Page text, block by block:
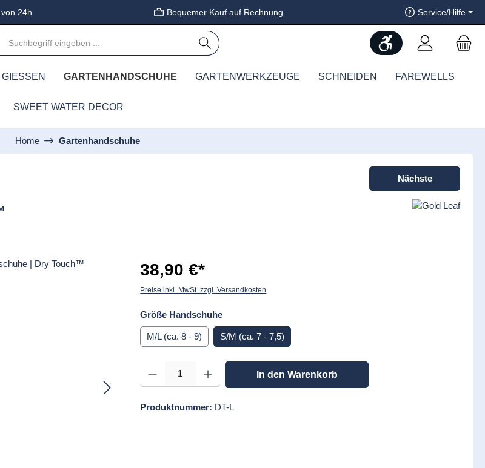
24h Bequemer Kauf auf Rechnung Service/Hilfe
Werkzeugleiste
GARTENHANDSCHUHE GARTENWERKZEUGE SCHNEIDEN FAREWELLS
SWEET WATER DECOR
Home Gartenhandschuhe
Nächste
38,90 €*
Preise inkl. MwSt. zzgl. Versandkosten
Größe Handschuheauswählen
M/L (ca. 8 - 9) S/M (ca. 7 - 7,5)
Produkt Anzahl: Gib den gewünschten Wert ein oder benutze die Schaltflächen um die Anzahl zu
In den Warenkorb
Produktnummer: DT-L